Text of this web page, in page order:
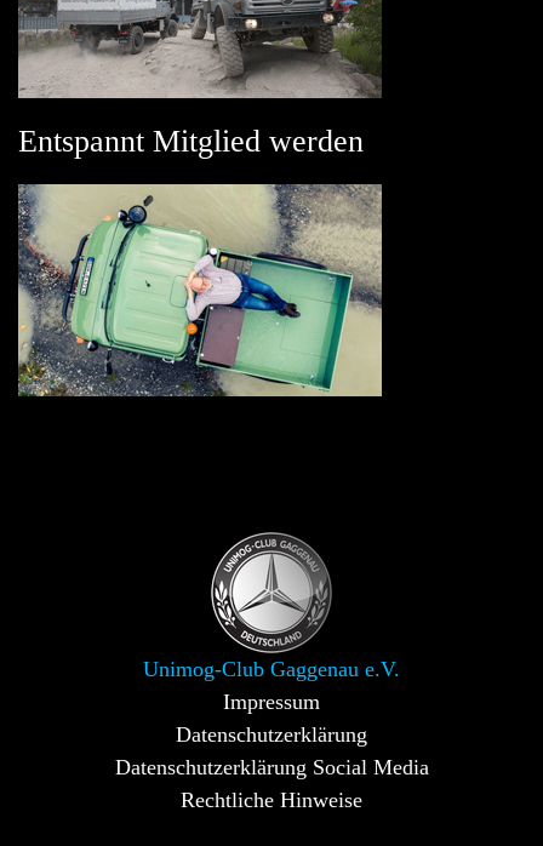
Entspannt Mitglied werden
Unimog-Club Gaggenau e.V.
Impressum
Datenschutzerklärung
Datenschutzerklärung Social Media
Rechtliche Hinweise